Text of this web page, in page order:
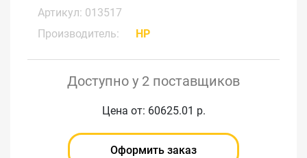
Артикул: 013517
Производитель:
HP
Доступно у 2 поставщиков
Цена от: 60625.01 р.
Оформить заказ